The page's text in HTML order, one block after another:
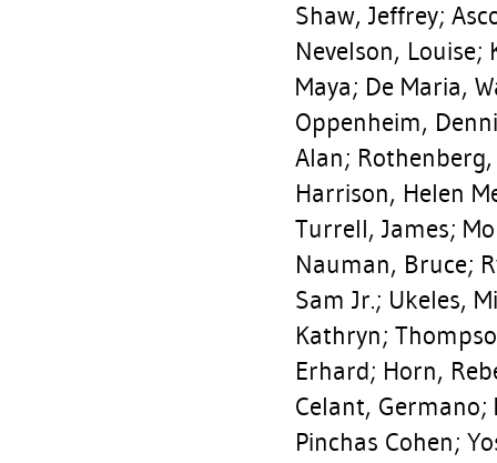
Shaw, Jeffrey;
Nevelson, Louise;
Maya; De Maria,
Oppenheim,
Alan;
Harrison, Helen
Turrell, James;
Nauman, Bruce;
Sam Jr.; Ukeles,
Kathryn;
Erhard; Horn,
Celant, Germano;
Pinchas Cohen;